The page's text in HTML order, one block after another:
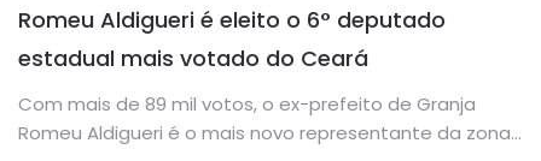
Romeu Aldigueri é eleito o 6° deputado
estadual mais votado do Ceará
Com mais de 89 mil votos, o ex-prefeito de Granja
Romeu Aldigueri é o mais novo representante da zona...